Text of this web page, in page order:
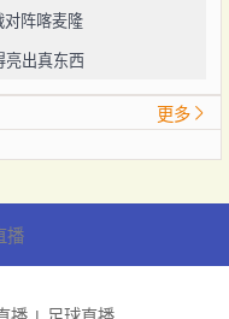
对阵喀麦隆
亮出真东西
更多
播